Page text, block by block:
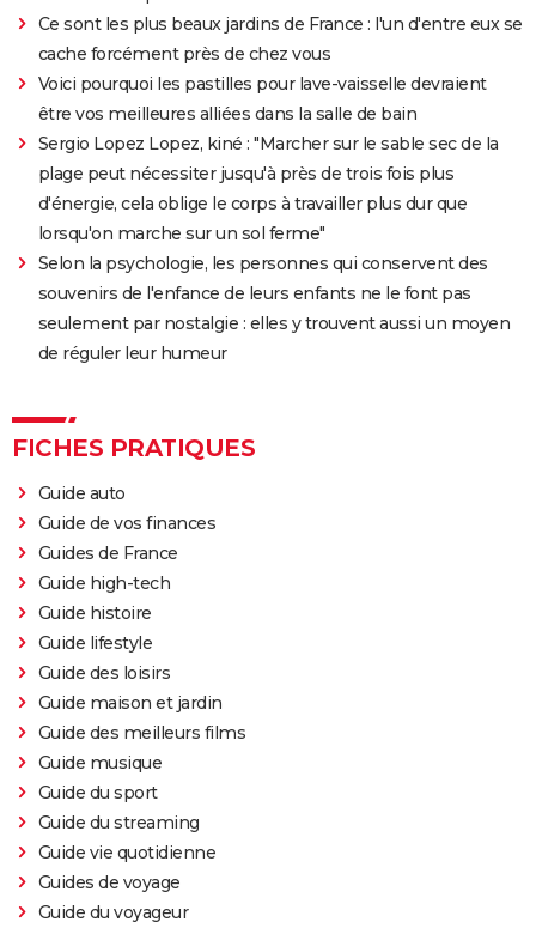
Ce sont les plus beaux jardins de France : l'un d'entre eux se
cache forcément près de chez vous
Voici pourquoi les pastilles pour lave-vaisselle devraient
être vos meilleures alliées dans la salle de bain
Sergio Lopez Lopez, kiné : "Marcher sur le sable sec de la
plage peut nécessiter jusqu'à près de trois fois plus
d'énergie, cela oblige le corps à travailler plus dur que
lorsqu'on marche sur un sol ferme"
Selon la psychologie, les personnes qui conservent des
souvenirs de l'enfance de leurs enfants ne le font pas
seulement par nostalgie : elles y trouvent aussi un moyen
de réguler leur humeur
FICHES PRATIQUES
Guide auto
Guide de vos finances
Guides de France
Guide high-tech
Guide histoire
Guide lifestyle
Guide des loisirs
Guide maison et jardin
Guide des meilleurs films
Guide musique
Guide du sport
Guide du streaming
Guide vie quotidienne
Guides de voyage
Guide du voyageur